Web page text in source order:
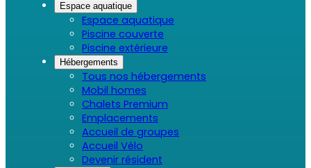
Espace aquatique
Espace aquatique
Piscine couverte
Piscine extérieure
Hébergements
Tous nos hébergements
Mobil homes
Chalets Premium
Emplacements
Accueil de groupes
Accueil Vélo
Devenir résident